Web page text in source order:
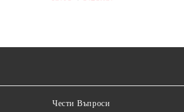
Чести Въпроси